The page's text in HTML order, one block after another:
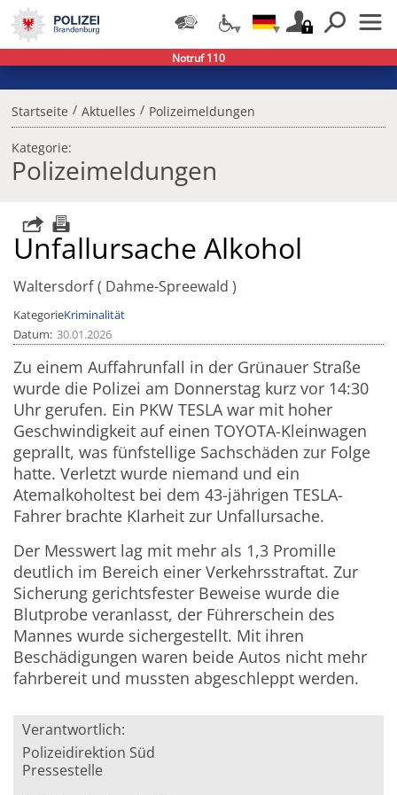
Startseite / Aktuelles / Polizeimeldungen
Kategorie:
Polizeimeldungen
Unfallursache Alkohol
Waltersdorf Dahme-Spreewald
KategorieKriminalität
Datum 30.01.2026
Zu einem Auffahrunfall in der Grünauer Straße
wurde die Polizei am Donnerstag kurz vor 14:30
Uhr gerufen. Ein PKW TESLA war mit hoher
Geschwindigkeit auf einen TOYOTA-Kleinwagen
geprallt, was fünfstellige Sachschäden zur Folge
hatte. Verletzt wurde niemand und ein
Atemalkoholtest bei dem 43-jährigen TESLA-
Fahrer brachte Klarheit zur Unfallursache.
Der Messwert lag mit mehr als 1,3 Promille
deutlich im Bereich einer Verkehrsstraftat. Zur
Sicherung gerichtsfester Beweise wurde die
Blutprobe veranlasst, der Führerschein des
Mannes wurde sichergestellt. Mit ihren
Beschädigungen waren beide Autos nicht mehr
fahrbereit und mussten abgeschleppt werden.
Verantwortlich:
Polizeidirektion Süd
Pressestelle
Notruf 110